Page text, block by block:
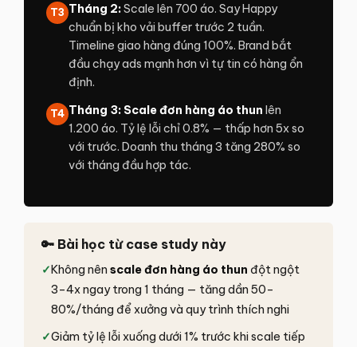
T3 Tháng 2:Scale lên 700 áo. Say Happy
chuẩn bị kho vải buffer trước 2 tuần.
Timeline giao hàng đúng 100%. Brand bắt
đầu chạy ads mạnh hơn vì tự tin có hàng ổn
định.
T4 Tháng 3: Scale đơn hàng áo thun lên
1.200 áo. Tỷ lệ lỗi chỉ 0.8% — thấp hơn 5x so
với trước. Doanh thu tháng 3 tăng 280% so
với tháng đầu hợp tác.
🔑 Bài học từ case study này
✓Không nên scale đơn hàng áo thun đột ngột
3–4x ngay trong 1 tháng — tăng dần 50–
80%/tháng để xưởng và quy trình thích nghi
✓Giảm tỷ lệ lỗi xuống dưới 1% trước khi scale tiếp